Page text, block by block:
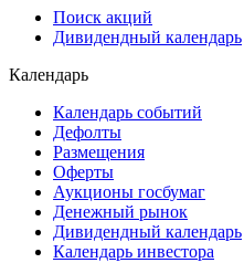
Поиск акций
Дивидендный календарь
Календарь
Календарь событий
Дефолты
Размещения
Оферты
Аукционы госбумаг
Денежный рынок
Дивидендный календарь
Календарь инвестора